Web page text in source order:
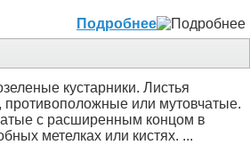
Подробнее
кустарники. Листья
или мутовчатые.
с расширенным концом в
метелках или кистях. ...